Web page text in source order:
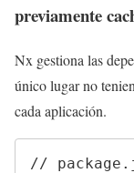
previamente
Nx gestiona las
único lugar no
cada aplicación.
//